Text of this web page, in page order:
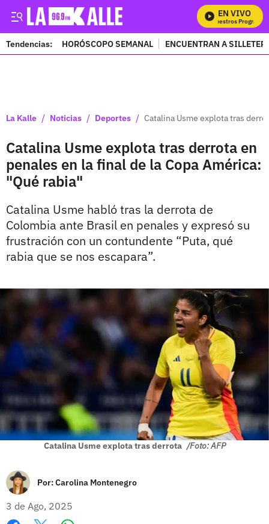
EN VIVO
Mira Todos Nuestros Programas
Tendencias: HORÓSCOPO SEMANAL ENCUENTRAN A
La Kalle / Noticias / Deportes / Catalina Usme explota tras
Catalina Usme explota tras derrota en
penales en la final de la Copa América:
"Qué rabia"
Catalina Usme habló tras la derrota de
Colombia ante Brasil en penales y expresó su
frustración con un contundente “Puta, qué
rabia que se nos escapara”.
Catalina Usme explota tras derrota /Foto: AFP
Por:Carolina Montenegro
3 de Ago, 2025